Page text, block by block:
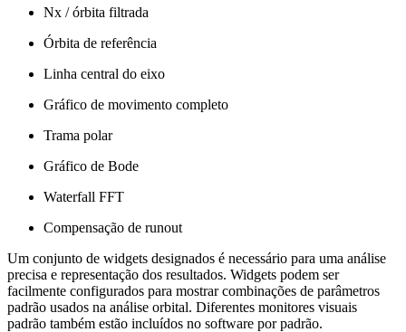
Nx / órbita filtrada
Órbita de referência
Linha central do eixo
Gráfico de movimento completo
Trama polar
Gráfico de Bode
Waterfall FFT
Compensação de runout
Um conjunto de widgets designados é necessário para uma análise
precisa e representação dos resultados. Widgets podem ser
facilmente configurados para mostrar combinações de parâmetros
padrão usados ​​na análise orbital. Diferentes monitores visuais​​​​​​​
padrão também estão incluídos no software por padrão.